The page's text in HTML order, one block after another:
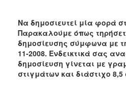
Να δημοσιευτεί μία φορά
Παρακαλούμε όπως
δημοσίευσης σύμφωνα με
11-2008. Ενδεικτικά σας
δημοσίευση γίνεται με
στιγμάτων και διάστιχο 8,5